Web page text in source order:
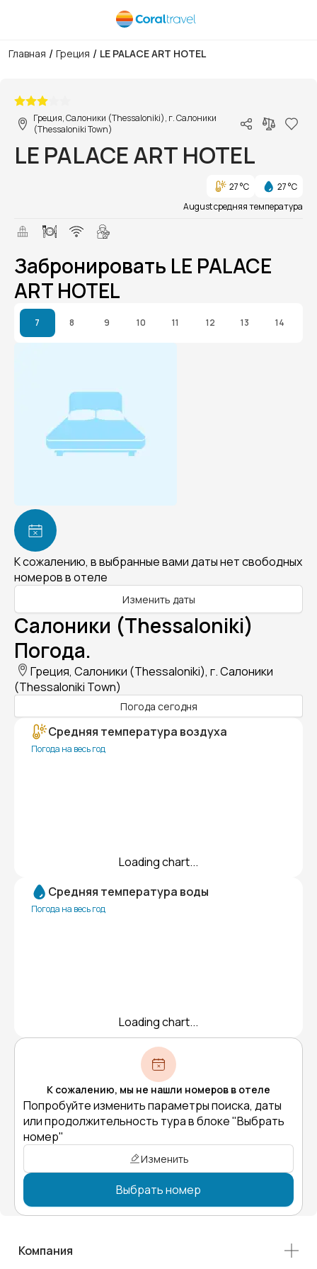
Главная / Греция / LE PALACE ART HOTEL
Греция, Салоники (Thessaloniki), г. Салоники
(Thessaloniki Town)
LE PALACE ART HOTEL
27 °C
27 °C
August средняя температура
Забронировать LE PALACE
ART HOTEL
7 8 9 10 11 12 13 14
К сожалению, в выбранные вами даты нет свободных
номеров в отеле
Изменить даты
Салоники (Thessaloniki)
Погода.
Греция, Салоники (Thessaloniki), г. Салоники
(Thessaloniki Town)
Погода сегодня
Средняя температура воздуха
Погода на весь год
Loading chart...
Средняя температура воды
Погода на весь год
Loading chart...
К сожалению, мы не нашли номеров в отеле
Попробуйте изменить параметры поиска, даты
или продолжительность тура в блоке "Выбрать
номер"
Изменить
Выбрать номер
Компания